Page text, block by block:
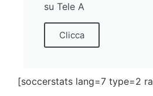
su Tele A
Clicca
[soccerstats lang=7 type=2